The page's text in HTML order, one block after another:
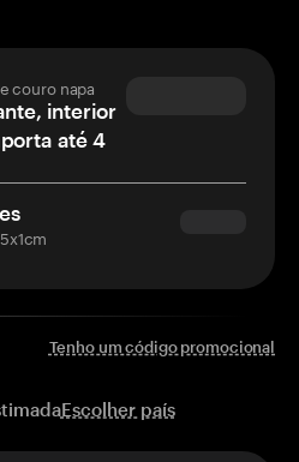
couro napa
interior
até 4
Tenho um código promocional
Escolher país